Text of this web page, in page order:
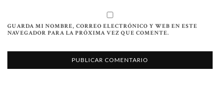
GUARDA MI NOMBRE, CORREO ELECTRÓNICO Y WEB EN ESTE
NAVEGADOR PARA LA PRÓXIMA VEZ QUE COMENTE.